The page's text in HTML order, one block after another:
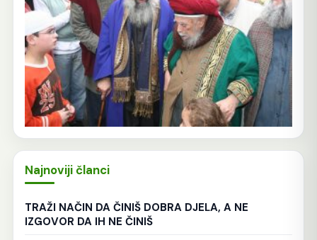
Najnoviji članci
TRAŽI NAČIN DA ČINIŠ DOBRA DJELA, A NE
IZGOVOR DA IH NE ČINIŠ